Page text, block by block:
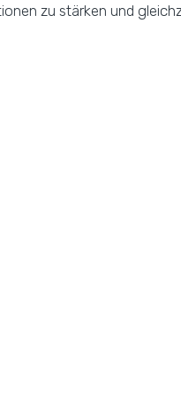
zu stärken und